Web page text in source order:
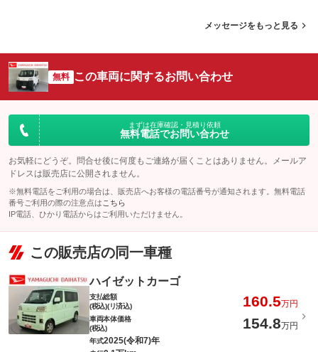
メッセージをもっと見る
無料 この車両に関するお問い合わせ
まずは在庫確認・見積り依頼
無料電話でお問い合わせ
お気軽にどうぞ。問合せ後に何度もご連絡が届くことはありません。メールア
ドレスは販売店に公開されません。
※無料電話をご利用の場合は、販売店へお客様の電話番号が通知されます。無料電話
番号ご利用の際の注意点は こちら
IP電話、ひかり電話からはご利用いただけません。
この販売店の同一車種
ハイゼットカーゴ
支払総額
(税込)(リ済込)
160.5万円
車両本体価格
(税込)
154.8万円
年式2025(令和7)年